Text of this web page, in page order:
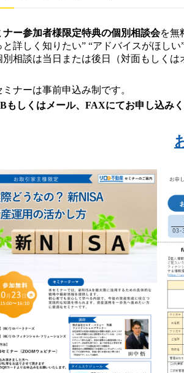
ナー参加者様限定特典の個別相談会を無
と詳しく知りたい” “アドバイスがほし
相談は当日または後日（対面もしくは
ミナーは事前申込み制です。
もしくはメール、FAXにてお申し込み